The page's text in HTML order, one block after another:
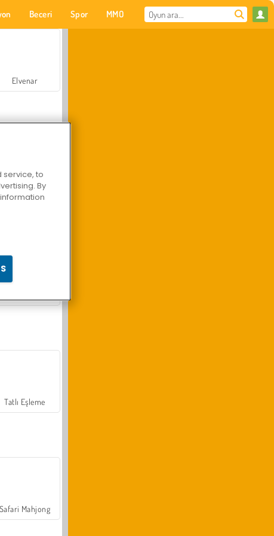
Beceri Spor MMO
Elvenar
Tatlı Eşleme
Safari Mahjong
service, to
By